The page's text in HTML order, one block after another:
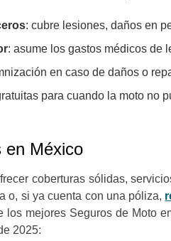
: cubre lesiones, daños en
: asume los gastos médicos de
en caso de daños o
para cuando la moto no
en México
coberturas sólidas,
o, si ya cuenta con una póliza,
los mejores Seguros de Moto
2025: